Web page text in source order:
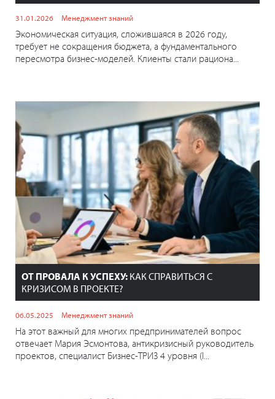
31.01.2026 Менеджмент знаний
Экономическая ситуация, сложившаяся в 2026 году,
требует не сокращения бюджета, а фундаментального
пересмотра бизнес-моделей. Клиенты стали рациона...
ОТ ПРОВАЛА К УСПЕХУ: КАК СПРАВИТЬСЯ С
КРИЗИСОМ В ПРОЕКТЕ?
06.05.2025 Менеджмент знаний
На этот важный для многих предпринимателей вопрос
отвечает Мария Эсмонтова, антикризисный руководитель
проектов, специалист Бизнес-ТРИЗ 4 уровня (I...